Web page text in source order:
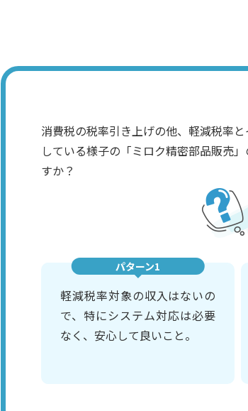
消費税の税率引き上げの他、軽減税率
している様子の「ミロク精密部品販売
すか？
パターン1
軽減税率対象の収入はないの
で、特にシステム対応は必要
なく、安心して良いこと。